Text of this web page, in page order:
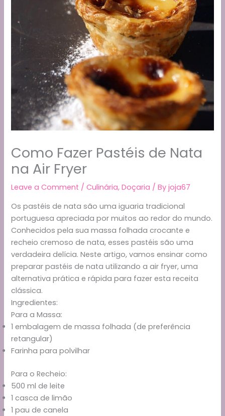
Como Fazer Pastéis de Nata
na Air Fryer
Leave a Comment /Culinária,Doçaria / Byjoja67
Os pastéis de nata são uma iguaria tradicional
portuguesa apreciada por muitos ao redor do mundo.
Conhecidos pela sua massa folhada crocante e
recheio cremoso de nata, esses pastéis são uma
verdadeira delícia. Neste artigo, vamos ensinar como
preparar pastéis de nata utilizando a air fryer, uma
alternativa prática e rápida para fazer esta receita
clássica.
Ingredientes:
Para a Massa:
1 embalagem de massa folhada (de preferência
retangular)
Farinha para polvilhar
Para o Recheio:
500 ml de leite
1 casca de limão
1 pau de canela